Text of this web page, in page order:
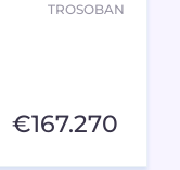
TROSOBAN
€167.270